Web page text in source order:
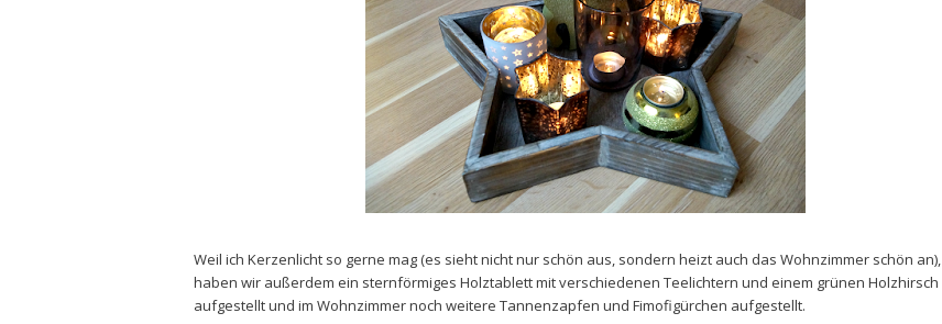
Weil ich Kerzenlicht so gerne mag (es sieht nicht nur schön aus, sondern heizt auch das Wohnzimmer schön an),
haben wir außerdem ein sternförmiges Holztablett mit verschiedenen Teelichtern und einem grünen Holzhirsch
aufgestellt und im Wohnzimmer noch weitere Tannenzapfen und Fimofigürchen aufgestellt.